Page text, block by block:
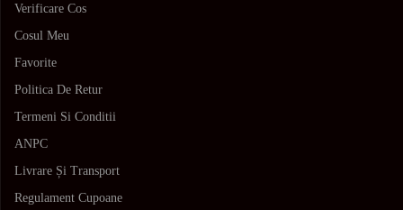
Verificare Cos
Cosul Meu
Favorite
Politica De Retur
Termeni Si Conditii
ANPC
Livrare Și Transport
Regulament Cupoane